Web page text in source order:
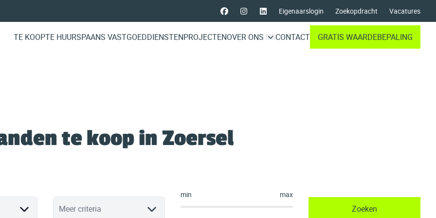
Eigenaarslogin Zoekopdracht Vacatures
TE KOOPTE HUURSPAANS VASTGOEDDIENSTENPROJECTENOVER ONS CONTACT GRATIS WAARDEBEPALING
te koop in Zoersel
Meer criteria
min max
Zoeken